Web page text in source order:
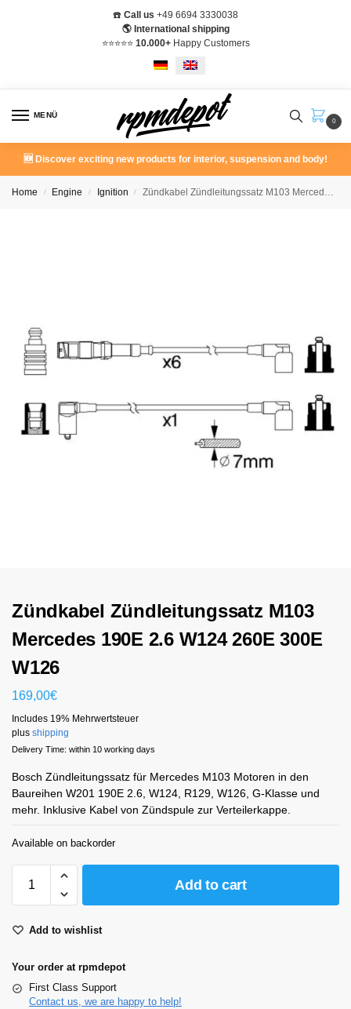
☎️ Call us +49 6694 3330038
🌎 International shipping
⭐️⭐️⭐️⭐️⭐️ 10.000+Happy Customers
MENÜ
0
🆕 Discover exciting new products for interior, suspension and body!
Home / Engine / Ignition / Zündkabel Zündleitungssatz M103 Mercedes 190E 2.6 W124 260E 300E W126
Zündkabel Zündleitungssatz M103
Mercedes 190E 2.6 W124 260E 300E
W126
169,00€
Includes 19% Mehrwertsteuer
plus shipping
Delivery Time: within 10 working days
Bosch Zündleitungssatz für Mercedes M103 Motoren in den
Baureihen W201 190E 2.6, W124, R129, W126, G-Klasse und
mehr. Inklusive Kabel von Zündspule zur Verteilerkappe.
Available on backorder
Add to cart
Add to wishlist
Your order at rpmdepot
First Class Support
Contact us, we are happy to help!